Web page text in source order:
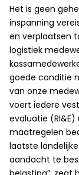
Het is geen
inspanning
en verplaatsen
logistiek
goede conditie
van onze
voert iedere
evaluatie (RI&E)
maatregelen
laatste
aandacht te